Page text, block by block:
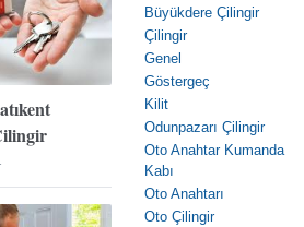
Büyükdere Çilingir
Çilingir
Genel
Göstergeç
Kilit
Odunpazarı Çilingir
Oto Anahtar Kumanda
Kabı
Oto Anahtarı
Oto Çilingir